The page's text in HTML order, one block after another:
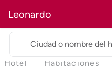
Leonardo
Ciudad o nombre del
Hotel Habitaciones